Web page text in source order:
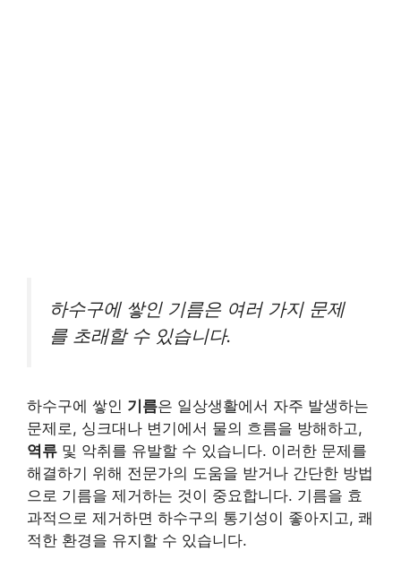
하수구에 쌓인 기름은 여러 가지 문제
를 초래할 수 있습니다.
하수구에 쌓인 기름은 일상생활에서 자주 발생하는
문제로, 싱크대나 변기에서 물의 흐름을 방해하고,
역류 및 악취를 유발할 수 있습니다. 이러한 문제를
해결하기 위해 전문가의 도움을 받거나 간단한 방법
으로 기름을 제거하는 것이 중요합니다. 기름을 효
과적으로 제거하면 하수구의 통기성이 좋아지고, 쾌
적한 환경을 유지할 수 있습니다.